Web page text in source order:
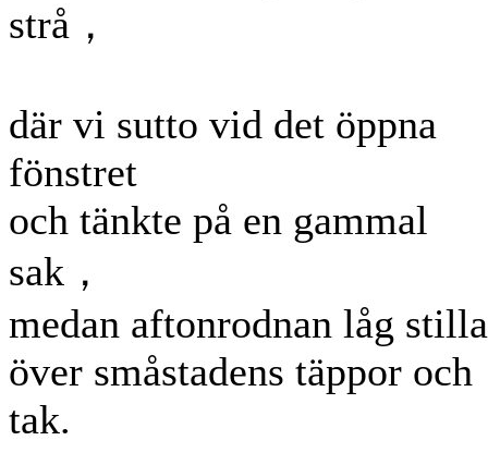
strå，
där vi sutto vid det öppna
fönstret
och tänkte på en gammal
sak，
medan aftonrodnan låg stilla
över småstadens täppor och
tak.